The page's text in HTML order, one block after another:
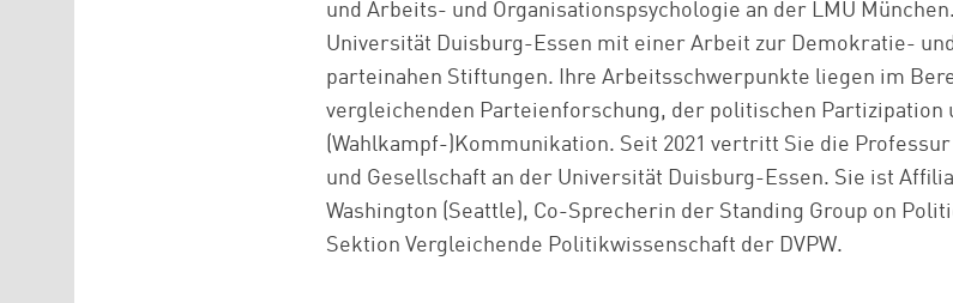
und Arbeits- und Organisationspsychologie an der LMU
Universität Duisburg-Essen mit einer Arbeit zur Demokratie-
parteinahen Stiftungen. Ihre Arbeitsschwerpunkte liegen im
vergleichenden Parteienforschung, der politischen Partizipation
(Wahlkampf-)Kommunikation. Seit 2021 vertritt Sie die
und Gesellschaft an der Universität Duisburg-Essen. Sie ist
Washington (Seattle), Co-Sprecherin der Standing Group on
Sektion Vergleichende Politikwissenschaft der DVPW.